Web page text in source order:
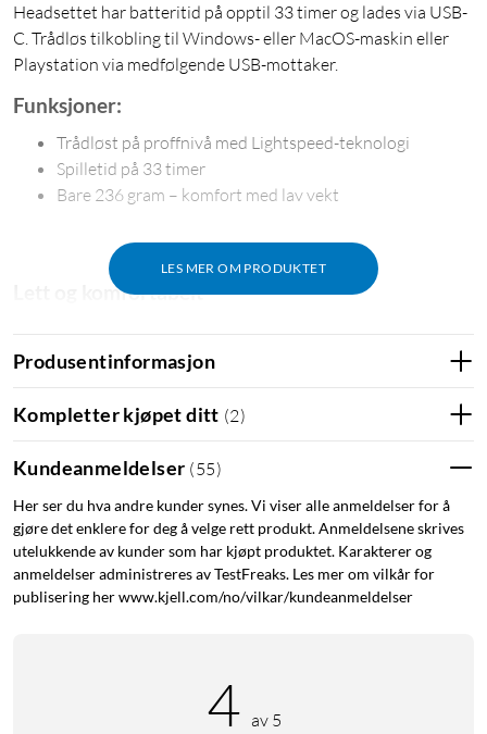
Headsettet har batteritid på opptil 33 timer og lades via USB-
C. Trådløs tilkobling til Windows- eller MacOS-maskin eller
Playstation via medfølgende USB-mottaker.
LES MER OM PRODUKTET
Funksjoner:
Trådløst på proffnivå med Lightspeed-teknologi
Spilletid på 33 timer
Bare 236 gram – komfort med lav vekt
Lett og komfortabelt
G535 veier bare 236 gram og er mindre og lettere enn G733.
Den fjærende bøyledesignen hjelper til med å fordele vekten
og minske trykket. Headsettet har myke øreputer i
minneskum og sportsmeshmateriale for komfortabel bruk
Optimer spilletiden med et lettbetjent, trådløst spillheadset
med enkel tilkobling. G535 benytter en USB-mottaker som er
kompatibel med PC og PlayStation.
øke volumet i spillene eller musikken. Vend mikrofonen opp
for å slå den av og flytte den ut av veien.
Produsentinformasjon
Kompletter kjøpet ditt (2)
Kundeanmeldelser (55)
Her ser du hva andre kunder synes. Vi viser alle anmeldelser for å
gjøre det enklere for deg å velge rett produkt. Anmeldelsene skrives
utelukkende av kunder som har kjøpt produktet. Karakterer og
anmeldelser administreres av TestFreaks. Les mer om vilkår for
publisering her www.kjell.com/no/vilkar/kundeanmeldelser
4 av 5